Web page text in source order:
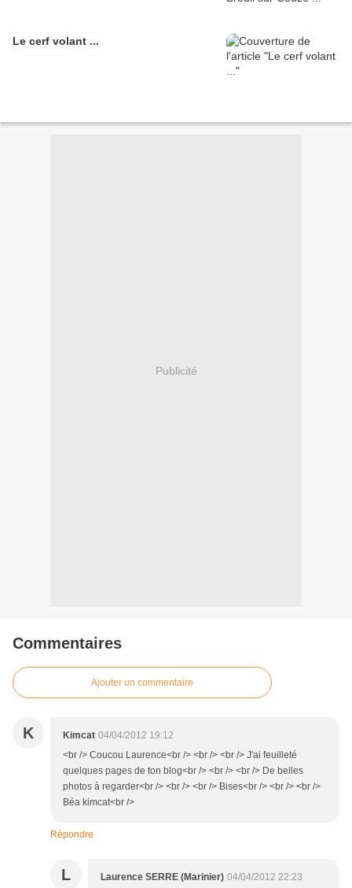
Le cerf volant ...
Publicité
Commentaires
Ajouter un commentaire
K Kimcat 04/04/2012 19:12
<br /> Coucou Laurence<br /> <br /> <br /> J'ai feuilleté
quelques pages de ton blog<br /> <br /> <br /> De belles
photos à regarder<br /> <br /> <br /> Bises<br /> <br /> <br />
Béa kimcat<br />
Répondre
L Laurence SERRE (Marinier) 04/04/2012 22:23